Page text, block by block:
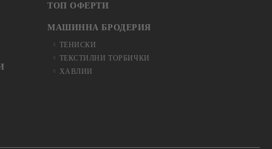
ТОП ОФЕРТИ
МАШИННА БРОДЕРИЯ
ТЕНИСКИ
ТЕКСТИЛНИ ТОРБИЧКИ
ХАВЛИИ